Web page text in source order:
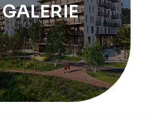
GALERIE